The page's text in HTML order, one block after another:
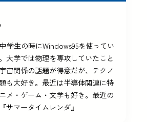
学生の時にWindows95を使ってい
大学では物理を専攻していたこと
宙関係の話題が得意だが、テクノ
も大好き。最近は半導体関連に特
メ・ゲーム・文学も好き。最近の
サマータイムレンダ』